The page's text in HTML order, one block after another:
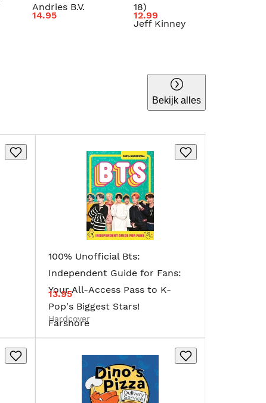
Andries B.V.
14.95
18)
Jeff Kinney
12.99
Bekijk alles
100% Unofficial Bts:
Independent Guide for Fans:
Your All-Access Pass to K-
Pop's Biggest Stars!
Farshore
13.95
Hardcover